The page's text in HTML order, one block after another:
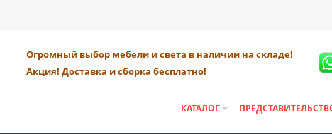
Огромный выбор мебели и света в наличии на складе!
Акция! Доставка и сборка бесплатно!
КАТАЛОГ